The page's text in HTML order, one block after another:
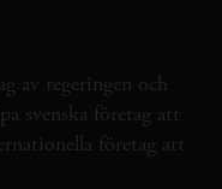
av regeringen och
svenska företag att
företag att